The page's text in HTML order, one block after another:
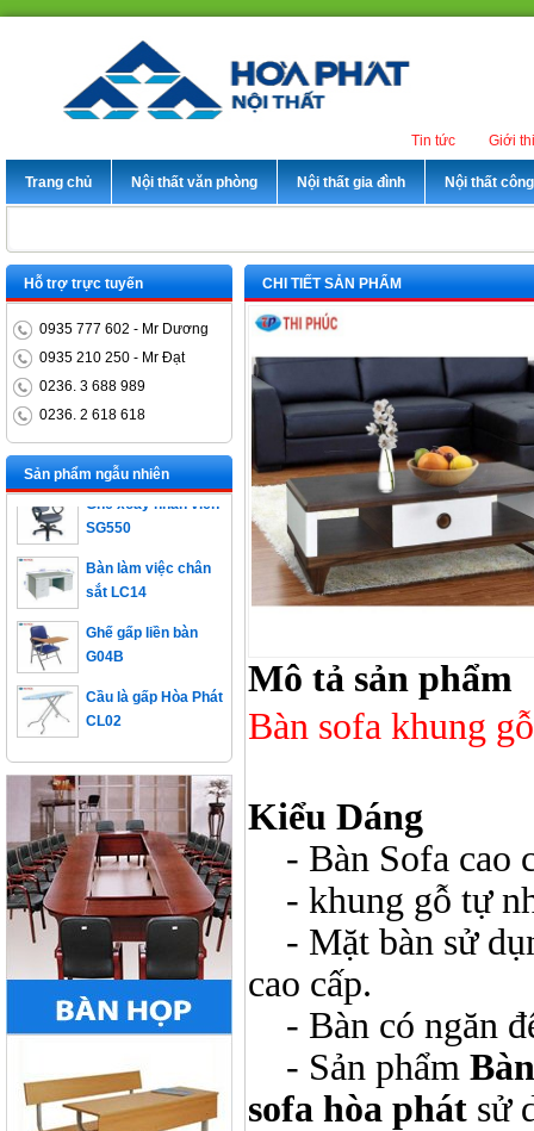
Giới
Tin tức
Trang chủ Nội thất văn phòng Nội thất gia đình Nội thất
CHI TIẾT SẢN PHẨM
Mô tả sản phẩm
Bàn sofa khung
Kiểu Dáng
- Bàn Sofa cao
- khung gỗ tự
- Mặt bàn sử
cao cấp.
- Bàn có ngăn
- Sản phẩm
sofa hòa phát sử
Hỗ trợ trực tuyến
0935 777 602 - Mr Dương
0935 210 250 - Mr Đạt
0236. 3 688 989
0236. 2 618 618
Sản phẩm ngẫu nhiên
Bàn trưởng phòng
ET1400D
Ghế xoay nhân viên
SG550
sắt LC14
G04B
CL02